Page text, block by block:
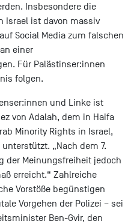
Insbesondere die
Israel ist davon massiv
Social Media zum falschen
einer
Für Palästinser:innen
folgen.
und Linke ist
von Adalah, dem in Haifa
Minority Rights in Israel,
„Nach dem 7.
der Meinungsfreiheit jedoch
erreicht.“ Zahlreiche
Vorstöße begünstigen
Vorgehen der Polizei – sei
Ben-Gvir, den